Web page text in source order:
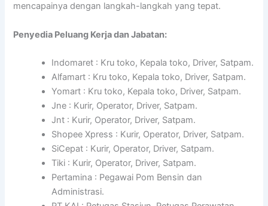
mencapainya dengan langkah-langkah yang tepat.
Penyedia Peluang Kerja dan Jabatan:
Indomaret : Kru toko, Kepala toko, Driver, Satpam.
Alfamart : Kru toko, Kepala toko, Driver, Satpam.
Yomart : Kru toko, Kepala toko, Driver, Satpam.
Jne : Kurir, Operator, Driver, Satpam.
Jnt : Kurir, Operator, Driver, Satpam.
Shopee Xpress : Kurir, Operator, Driver, Satpam.
SiCepat : Kurir, Operator, Driver, Satpam.
Tiki : Kurir, Operator, Driver, Satpam.
Pertamina : Pegawai Pom Bensin dan
Administrasi.